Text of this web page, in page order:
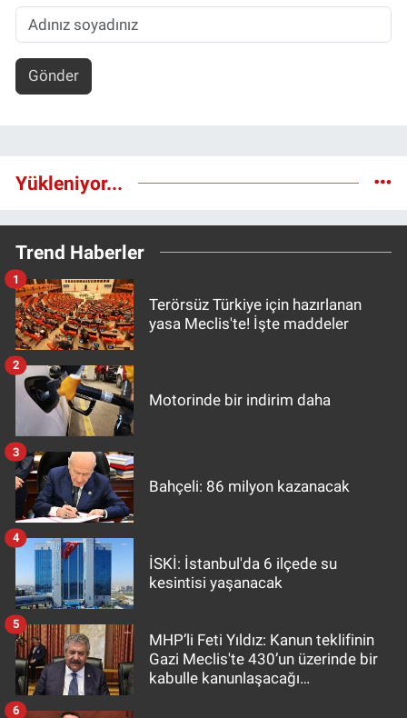
Gönder
Yükleniyor...
Trend Haberler
Terörsüz Türkiye için hazırlanan
yasa Meclis'te! İşte maddeler
1
Motorinde bir indirim daha
2
Bahçeli: 86 milyon kazanacak
3
İSKİ: İstanbul'da 6 ilçede su
kesintisi yaşanacak
4
MHP’li Feti Yıldız: Kanun teklifinin
Gazi Meclis'te 430’un üzerinde bir
kabulle kanunlaşacağı
5
6